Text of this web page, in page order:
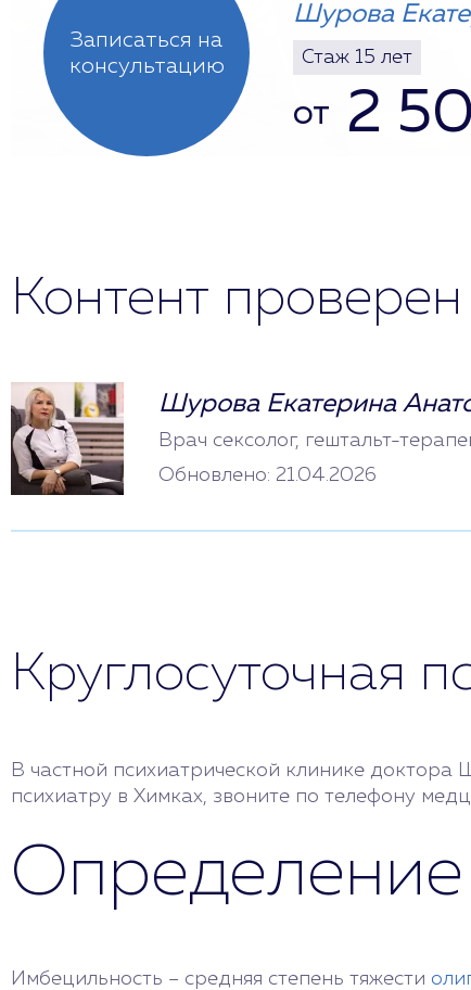
Записаться на
консультацию
Шурова
Стаж 15 лет
от 2
Контент
Шурова Екатерина
Врач сексолог, гештальт-
Обновлено: 21.04.2026
Круглосуточная
В частной психиатрической клинике
психиатру в Химках, звоните по телефону
Имбецильность – средняя степень тяжести